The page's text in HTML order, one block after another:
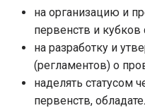
на организацию и
первенств и
на разработку и
(регламентов) о
наделять статусом
первенств,